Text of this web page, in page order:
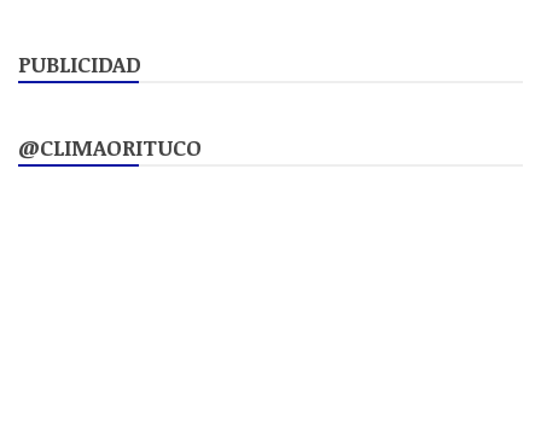
entradas
PUBLICIDAD
@CLIMAORITUCO